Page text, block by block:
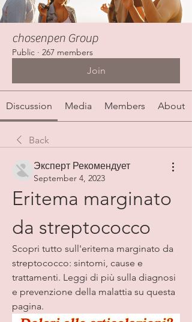
chosenpen Group
Public · 267 members
Join
Discussion Media Members About
Back
Эксперт Рекомендует
September 4, 2023
Eritema marginato
da streptococco
Scopri tutto sull'eritema marginato da
streptococco: sintomi, cause e
trattamenti. Leggi di più sulla diagnosi
e prevenzione della malattia su questa
pagina.